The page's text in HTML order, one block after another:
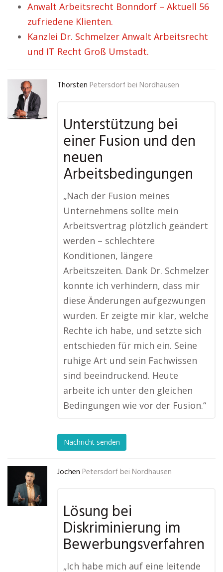
Anwalt Arbeitsrecht Bonndorf – Aktuell 56
zufriedene Klienten.
Kanzlei Dr. Schmelzer Anwalt Arbeitsrecht
und IT Recht Groß Umstadt.
Thorsten Petersdorf bei Nordhausen
Unterstützung bei
einer Fusion und den
neuen
Arbeitsbedingungen
„Nach der Fusion meines
Unternehmens sollte mein
Arbeitsvertrag plötzlich geändert
werden – schlechtere
Konditionen, längere
Arbeitszeiten. Dank Dr. Schmelzer
konnte ich verhindern, dass mir
diese Änderungen aufgezwungen
wurden. Er zeigte mir klar, welche
Rechte ich habe, und setzte sich
entschieden für mich ein. Seine
ruhige Art und sein Fachwissen
sind beeindruckend. Heute
arbeite ich unter den gleichen
Bedingungen wie vor der Fusion.“
Nachricht senden
Jochen Petersdorf bei Nordhausen
Lösung bei
Diskriminierung im
Bewerbungsverfahren
„Ich habe mich auf eine leitende